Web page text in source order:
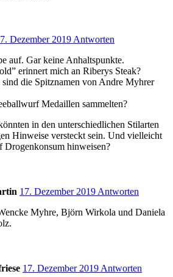
Dezember 2019 Antworten
auf. Gar keine Anhaltspunkte.
erinnert mich an Riberys Steak?
die Spitznamen von Andre Myhrer
Medaillen sammelten?
in den unterschiedlichen Stilarten
Hinweise versteckt sein. Und vielleicht
Drogenkonsum hinweisen?
17. Dezember 2019 Antworten
Myhre, Björn Wirkola und Daniela
17. Dezember 2019 Antworten